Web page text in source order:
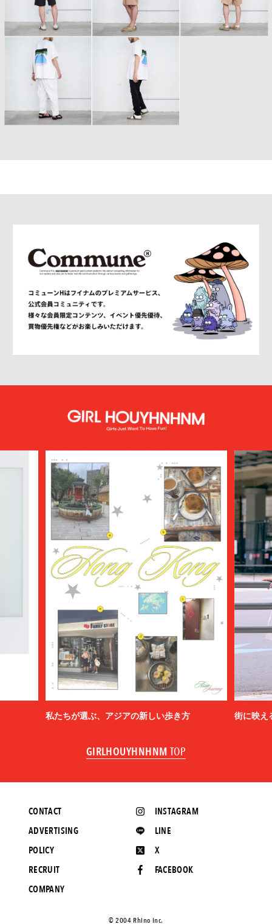
私たちが選ぶ、アジアの新しい歩き方 街に映え
GIRLHOUYHNHNM TOP
INSTAGRAM
LINE
X
FACEBOOK
CONTACT
ADVERTISING
POLICY
RECRUIT
COMPANY
©️ 2004 Rhino Inc.